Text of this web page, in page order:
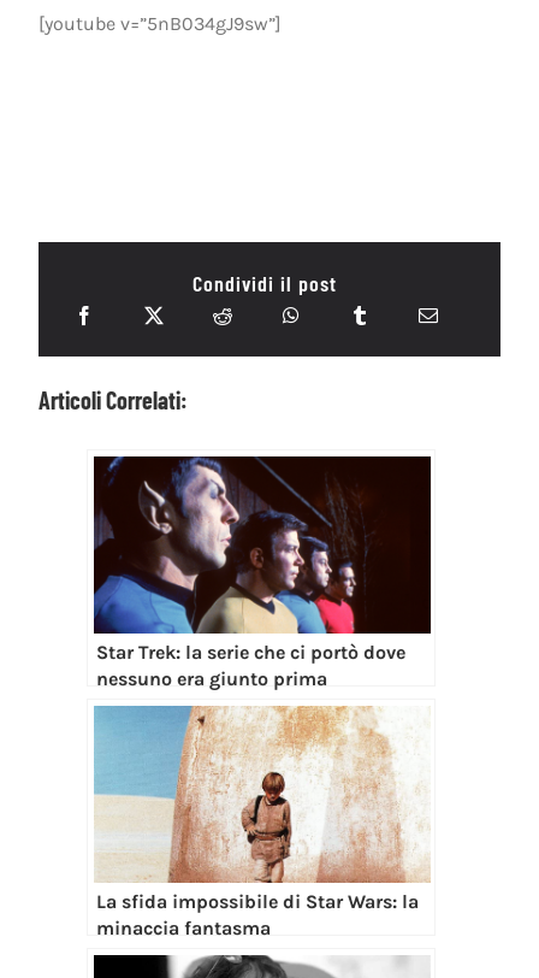
[youtube v=”5nB034gJ9sw”]
Condividi il post
Articoli Correlati:
Star Trek: la serie che ci portò dove
nessuno era giunto prima
La sfida impossibile di Star Wars: la
minaccia fantasma